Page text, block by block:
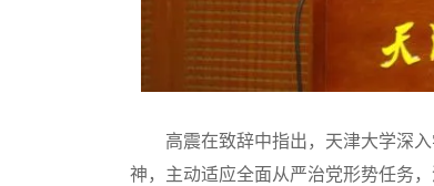
高震在致辞中指出，天津大学深入
神，主动适应全面从严治党形势任务